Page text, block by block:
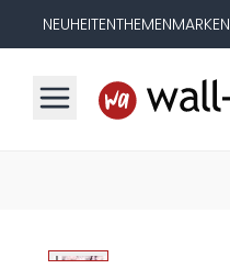
NEUHEITENTHEMENMARKEN